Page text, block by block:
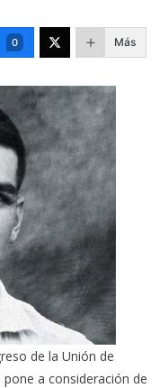
0 Más
de la Unión de
pone a consideración de